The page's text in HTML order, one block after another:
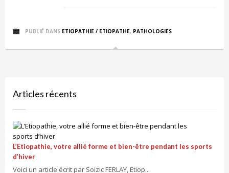
PUBLIÉ DANS ETIOPATHIE / ETIOPATHE, PATHOLOGIES
Articles récents
L’Etiopathie, votre allié forme et bien-être pendant les sports
d’hiver
Voici un article écrit par Soizic FERLAY, Etiop...